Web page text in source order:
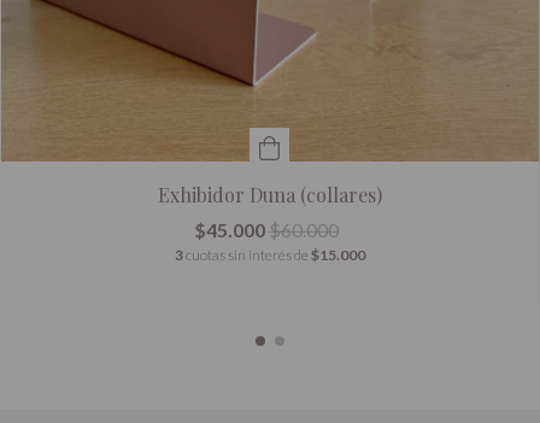
Exhibidor Duna (collares)
$45.000$60.000
3cuotas sin interés de $15.000